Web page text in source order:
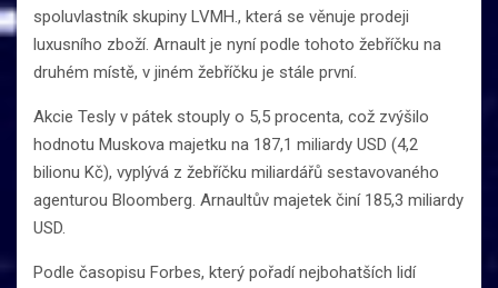
spoluvlastník skupiny LVMH., která se věnuje prodeji
luxusního zboží. Arnault je nyní podle tohoto žebříčku na
druhém místě, v jiném žebříčku je stále první.
Akcie Tesly v pátek stouply o 5,5 procenta, což zvýšilo
hodnotu Muskova majetku na 187,1 miliardy USD (4,2
bilionu Kč), vyplývá z žebříčku miliardářů sestavovaného
agenturou Bloomberg. Arnaultův majetek činí 185,3 miliardy
USD.
Podle časopisu Forbes, který pořadí nejbohatších lidí